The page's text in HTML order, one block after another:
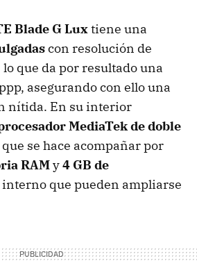
Blade G Luxtiene una
con resolución de
lo que da por resultado una
asegurando con ello una
nítida. En su interior
MediaTek de doble
que se hace acompañar por
RAMy4 GB de
interno que pueden ampliarse